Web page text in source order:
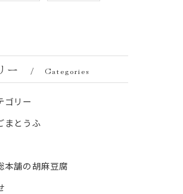
ー Categories
ゴリー
まとうふ
本舗の胡麻豆腐